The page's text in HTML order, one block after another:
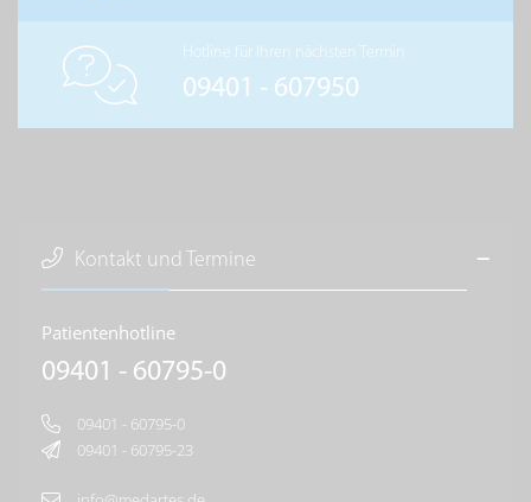
Hotline für Ihren nächsten Termin
09401 - 607950
Kontakt und Termine
Patientenhotline
09401 - 60795-0
09401 - 60795-0
09401 - 60795-23